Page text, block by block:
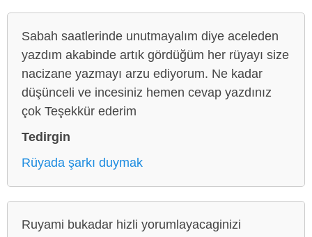
Sabah saatlerinde unutmayalım diye aceleden
yazdım akabinde artık gördüğüm her rüyayı size
nacizane yazmayı arzu ediyorum. Ne kadar
düşünceli ve incesiniz hemen cevap yazdınız
çok Teşekkür ederim
Tedirgin
Rüyada şarkı duymak
Ruyami bukadar hizli yorumlayacaginizi